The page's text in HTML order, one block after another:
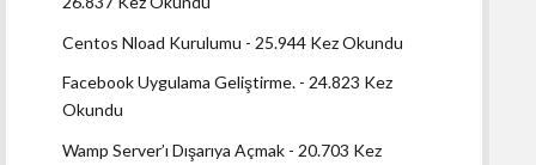
Centos Nload Kurulumu - 25.944 Kez Okundu
Facebook Uygulama Geliştirme. - 24.823 Kez
Okundu
Wamp Server’ı Dışarıya Açmak - 20.703 Kez